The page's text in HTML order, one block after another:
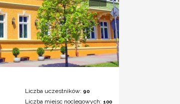
Liczba uczestników: 90
Liczba miejsc noclegowych: 100